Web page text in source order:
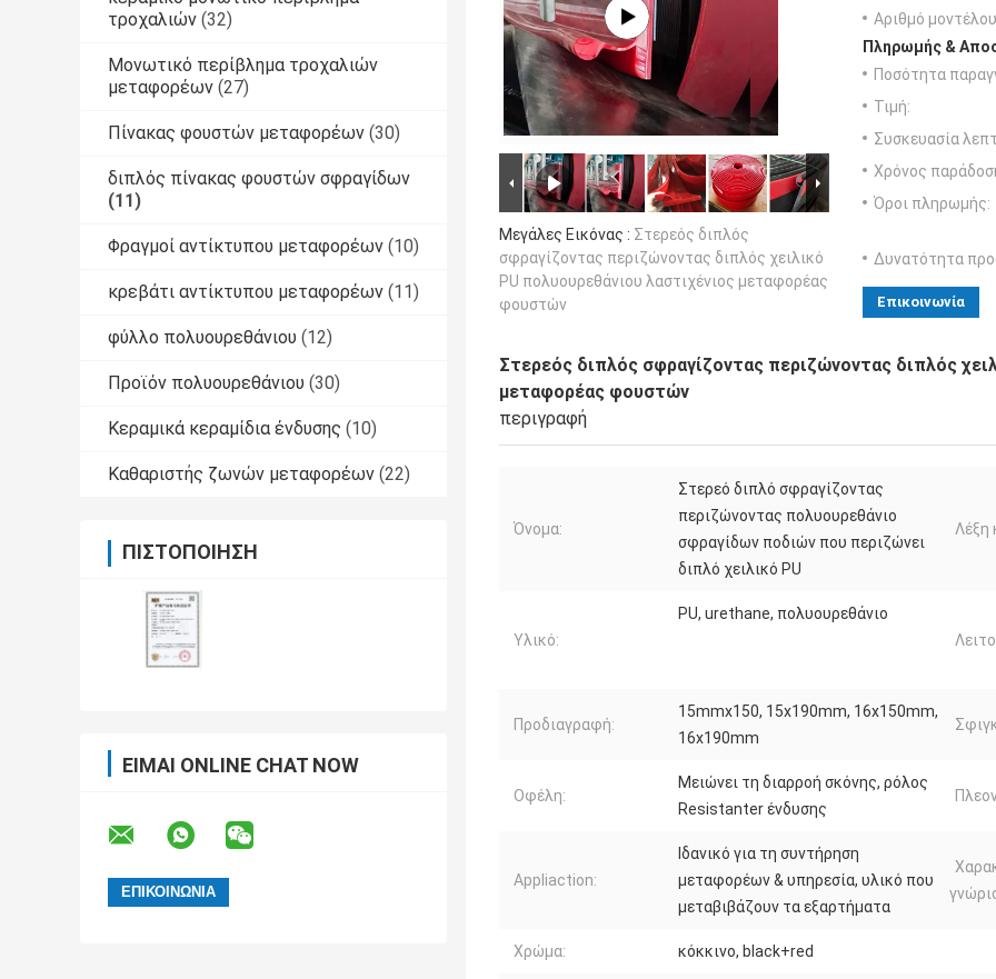
τροχαλιών (32)
Μονωτικό περίβλημα τροχαλιών
μεταφορέων (27)
Πίνακας φουστών μεταφορέων (30)
διπλός πίνακας φουστών σφραγίδων
(11)
Φραγμοί αντίκτυπου μεταφορέων (10)
κρεβάτι αντίκτυπου μεταφορέων (11)
φύλλο πολυουρεθάνιου (12)
Προϊόν πολυουρεθάνιου (30)
Κεραμικά κεραμίδια ένδυσης (10)
Καθαριστής ζωνών μεταφορέων (22)
ΠΙΣΤΟΠΟΊΗΣΗ
ΕΊΜΑΙ ONLINE CHAT NOW
Μεγάλες Εικόνας : Στερεός διπλός
σφραγίζοντας περιζώνοντας διπλός χειλικό
PU πολυουρεθάνιου λαστιχένιος μεταφορέας
φουστών
Αριθμό
Πληρωμής &
Ποσότητα
Τιμή:
Συσκευασία
Χρόνος
Όροι πληρωμής:
Δυνατότητα
Επικοινωνία
Στερεός διπλός σφραγίζοντας περιζώνοντας διπλός
μεταφορέας φουστών
περιγραφή
Όνομα:
Στερεό διπλό σφραγίζοντας
περιζώνοντας πολυουρεθάνιο
σφραγίδων ποδιών που περιζώνει
διπλό χειλικό PU
Λέξη
Υλικό:
PU, urethane, πολυουρεθάνιο
Προδιαγραφή:
15mmx150, 15x190mm, 16x150mm,
16x190mm
Οφέλη:
Μειώνει τη διαρροή σκόνης, ρόλος
Resistanter ένδυσης
Appliaction:
Ιδανικό για τη συντήρηση
μεταφορέων & υπηρεσία, υλικό που
μεταβιβάζουν τα εξαρτήματα
Χρώμα: κόκκινο, black+red